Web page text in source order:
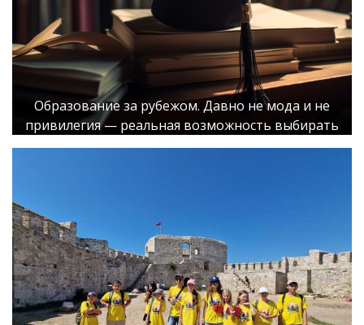
Образование за рубежом. Давно не мода и не
привилегия — реальная возможность выбирать